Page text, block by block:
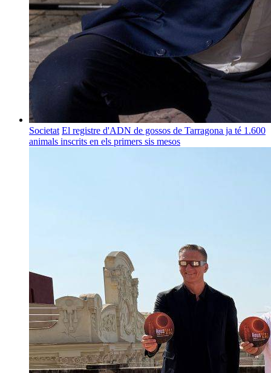
Societat El registre d'ADN de gossos de Tarragona ja té 1.600
animals inscrits en els primers sis mesos